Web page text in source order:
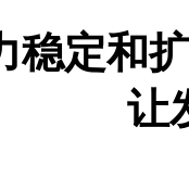
稳定和
让